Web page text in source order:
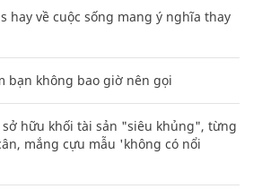
hay về cuộc sống mang ý nghĩa thay
bạn không bao giờ nên gọi
hữu khối tài sản "siêu khủng", từng
mắng cựu mẫu 'không có nổi